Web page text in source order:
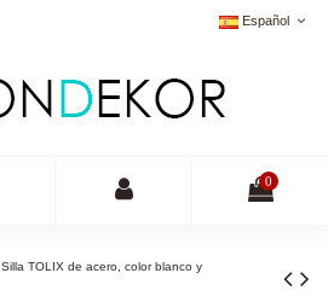
Español
0
Silla TOLIX de acero, color blanco y